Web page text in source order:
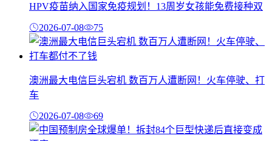
HPV疫苗纳入国家免疫规划！13周岁女孩能免费接种双
2026-07-08 75
澳洲最大电信巨头宕机 数百万人遭断网！火车停驶、打
车
2026-07-08 69